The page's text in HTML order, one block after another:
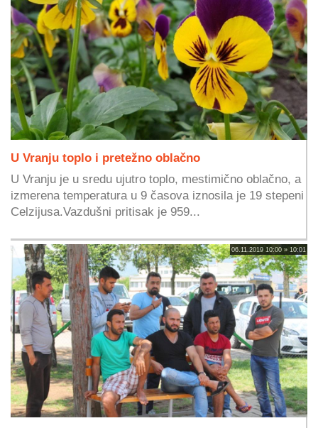
U Vranju toplo i pretežno oblačno
U Vranju je u sredu ujutro toplo, mestimično oblačno, a
izmerena temperatura u 9 časova iznosila je 19 stepeni
Celzijusa.Vazdušni pritisak je 959...
06.11.2019 10:00 » 10:01